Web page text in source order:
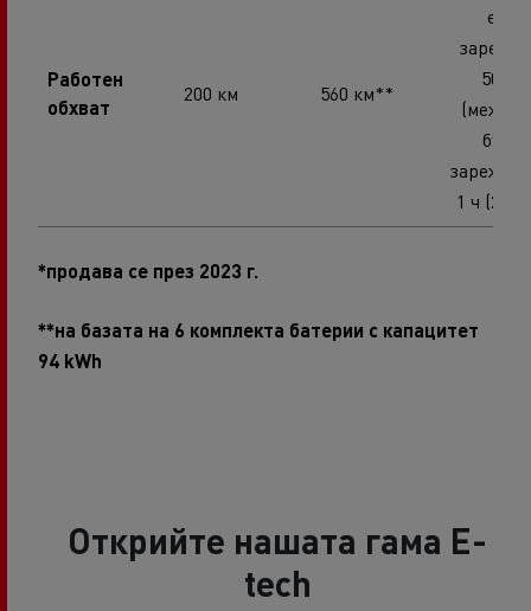
Работен
обхват
200 км 560 км**
едно
500
1 ч (250
*продава се през 2023 г.
**на базата на 6 комплекта батерии с капацитет
94 kWh
Открийте нашата гама E-
tech